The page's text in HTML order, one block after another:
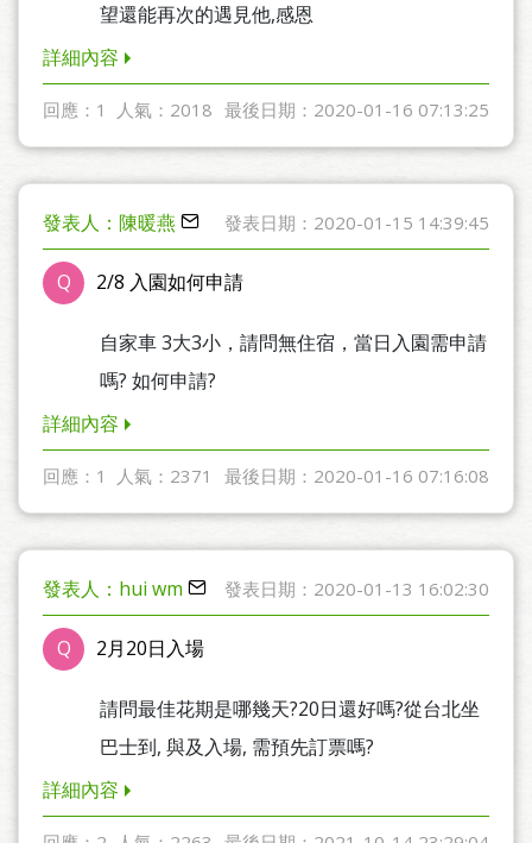
望還能再次的遇見他,感恩
詳細內容
回應：1 人氣：2018 最後日期：2020-01-16 07:13:25
發表人：陳暖燕 發表日期：2020-01-15 14:39:45
Q 2/8 入園如何申請
自家車 3大3小，請問無住宿，當日入園需申請
嗎? 如何申請?
詳細內容
回應：1 人氣：2371 最後日期：2020-01-16 07:16:08
發表人：hui wm 發表日期：2020-01-13 16:02:30
Q 2月20日入場
請問最佳花期是哪幾天?20日還好嗎?從台北坐
巴士到, 與及入場, 需預先訂票嗎?
詳細內容